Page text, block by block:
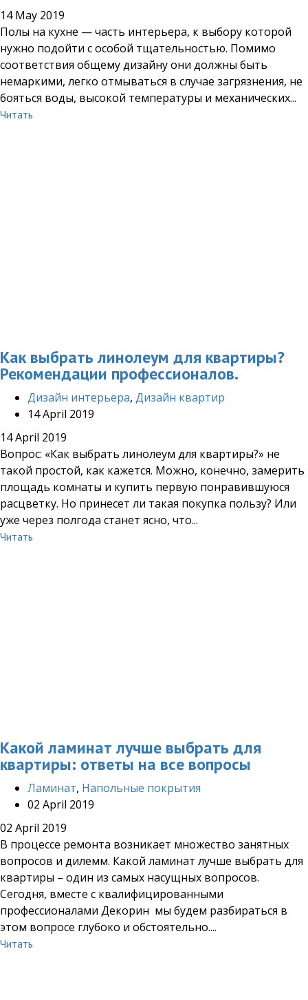
14 May 2019
Полы на кухне — часть интерьера, к выбору которой
нужно подойти с особой тщательностью. Помимо
соответствия общему дизайну они должны быть
немаркими, легко отмываться в случае загрязнения, не
бояться воды, высокой температуры и механических...
Читать
Как выбрать линолеум для квартиры?
Рекомендации профессионалов.
Дизайн интерьера, Дизайн квартир
14 April 2019
14 April 2019
Вопрос: «Как выбрать линолеум для квартиры?» не
такой простой, как кажется. Можно, конечно, замерить
площадь комнаты и купить первую понравившуюся
расцветку. Но принесет ли такая покупка пользу? Или
уже через полгода станет ясно, что...
Читать
Какой ламинат лучше выбрать для
квартиры: ответы на все вопросы
Ламинат, Напольные покрытия
02 April 2019
02 April 2019
В процессе ремонта возникает множество занятных
вопросов и дилемм. Какой ламинат лучше выбрать для
квартиры – один из самых насущных вопросов.
Сегодня, вместе с квалифицированными
профессионалами Декорин мы будем разбираться в
этом вопросе глубоко и обстоятельно....
Читать